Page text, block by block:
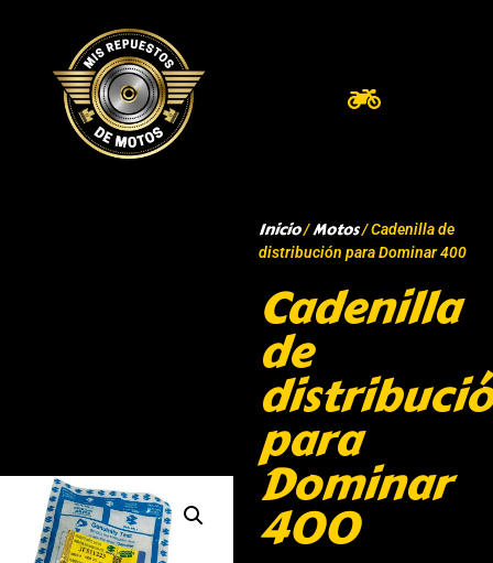
Inicio/Motos/ Cadenilla de
distribución para Dominar 400
Cadenilla
de
para
Dominar
400